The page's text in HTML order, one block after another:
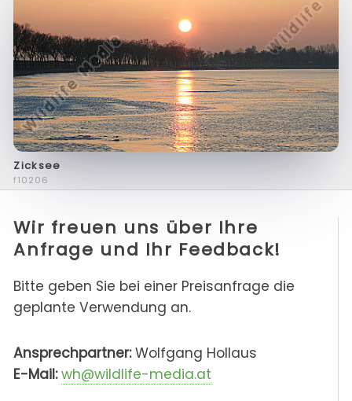
Zicksee
f10206
Wir freuen uns über Ihre
Anfrage und Ihr Feedback!
Bitte geben Sie bei einer Preisanfrage die
geplante Verwendung an.
Ansprechpartner:Wolfgang Hollaus
E-Mail: wh@wildlife-media.at